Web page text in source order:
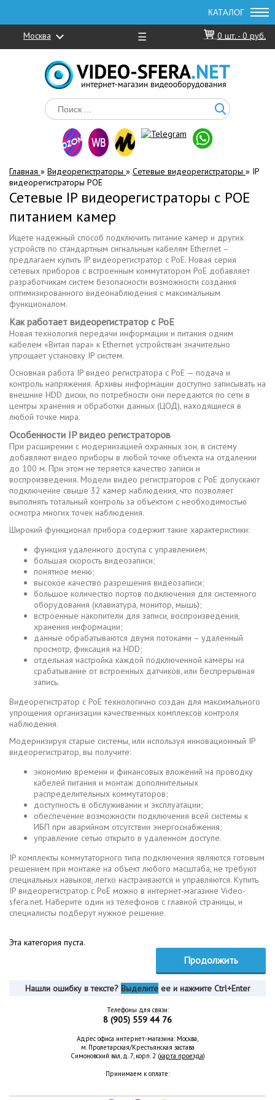
Москва ☰ 0 шт. - 0 руб.
Главная » Видеорегистраторы » Сетевые видеорегистраторы » IP
видеорегистраторы POE
Сетевые IP видеорегистраторы с POE
питанием камер
Ищете надежный способ подключить питание камер и других
устройств по стандартным сигнальным кабелям Ethernet –
предлагаем купить IP видеорегистратор с PoE. Новая серия
сетевых приборов с встроенным коммутатором PoE добавляет
разработчикам систем безопасности возможности создания
оптимизированного видеонаблюдения с максимальным
функционалом.
Как работает видеорегистратор с PoE
Новая технология передачи информации и питания одним
кабелем «Витая пара» к Ethernet устройствам значительно
упрощает установку IP систем.
Основная работа IP видео регистратора с PoE — подача и
контроль напряжения. Архивы информации доступно записывать на
внешние HDD диски, по потребности они передаются по сети в
центры хранения и обработки данных (ЦОД), находящиеся в
любой точке мира.
Особенности IP видео регистраторов
При расширении с модернизацией охранных зон, в систему
добавляют видео приборы в любой точке объекта на отдалении
до 100 м. При этом не теряется качество записи и
воспроизведения. Модели видео регистраторов с PoE допускают
подключение свыше 32 камер наблюдения, что позволяет
выполнять тотальный контроль за объектом с необходимостью
осмотра многих точек наблюдения.
Широкий функционал прибора содержит такие характеристики:
функция удаленного доступа с управлением;
большая скорость видеозаписи;
понятное меню;
высокое качество разрешения видеозаписи;
большое количество портов подключения для системного
оборудования (клавиатура, монитор, мышь);
встроенные накопители для записи, воспроизведения,
хранения информации;
данные обрабатываются двумя потоками – удаленный
просмотр, фиксация на HDD;
отдельная настройка каждой подключенной камеры на
срабатывание от встроенных датчиков, или беспрерывная
запись.
Видеорегистратор с PoE технологично создан для максимального
упрощения организации качественных комплексов контроля
наблюдения.
Модернизируя старые системы, или используя инновационный IP
видеорегистратор, вы получите:
экономию времени и финансовых вложений на проводку
кабелей питания и монтаж дополнительных
распределительных коммутаторов;
доступность в обслуживании и эксплуатации;
обеспечение возможности подключения всей системы к
ИБП при аварийном отсутствии энергоснабжения;
управление сетью открыто в удаленном доступе.
IP комплекты коммутаторного типа подключения являются готовым
решением при монтаже на объект любого масштаба, не требуют
специальных навыков, легко настраиваются и управляются. Купить
IP видеорегистратор с PoE можно в интернет-магазине Video-
sfera.net. Наберите один из телефонов с главной страницы, и
специалисты подберут нужное решение.
Эта категория пуста.
Продолжить
Нашли ошибку в тексте? Выделитеее и нажмите Ctrl+Enter
Телефоны для связи:
8 (905) 559 44 76
Адрес офиса интернет-магазина: Москва,
м. Пролетарская/Крестьянская застава
Симоновский вал, д. 7, корп. 2 (карта проезда)
Принимаем к оплате: